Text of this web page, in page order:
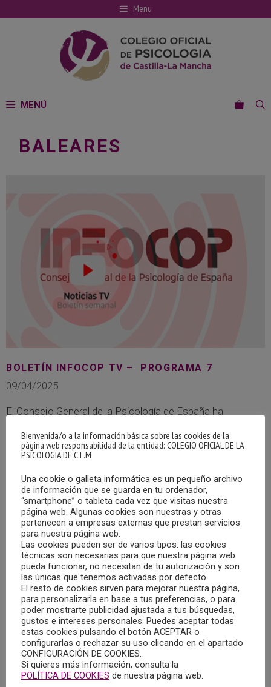
al
Menu
MENÚ
BALEARES
BOLETÍN INFOCOP TV – PROGRAMA 7
09/04/2025
El Consejo General de la Psicología de España ha
Programa 7
Bienvenida/o a la información básica sobre las cookies de la
página web responsabilidad de la entidad: COLEGIO OFICIAL DE LA
PSICOLOGIA DE C.L.M
Una cookie o galleta informática es un pequeño archivo
de información que se guarda en tu ordenador,
“smartphone” o tableta cada vez que visitas nuestra
página web. Algunas cookies son nuestras y otras
pertenecen a empresas externas que prestan servicios
para nuestra página web.
Las cookies pueden ser de varios tipos: las cookies
técnicas son necesarias para que nuestra página web
pueda funcionar, no necesitan de tu autorización y son
las únicas que tenemos activadas por defecto.
El resto de cookies sirven para mejorar nuestra página,
para personalizarla en base a tus preferencias, o para
poder mostrarte publicidad ajustada a tus búsquedas,
gustos e intereses personales. Puedes aceptar todas
estas cookies pulsando el botón ACEPTAR o
configurarlas o rechazar su uso clicando en el apartado
CONFIGURACIÓN DE COOKIES.
Si quieres más información, consulta la
POLÍTICA DE COOKIES de nuestra página web.